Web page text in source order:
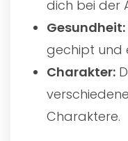
dich bei der
Gesundheit:
gechipt und
Charakter:
Charaktere.